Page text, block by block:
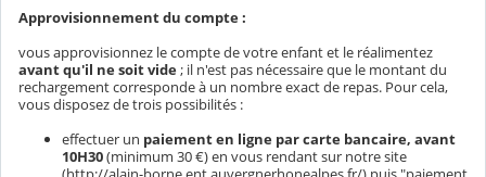
Approvisionnement du compte :
vous approvisionnez le compte de votre enfant et le réalimentez
avant qu'il ne soit vide; il n'est pas nécessaire que le montant du
rechargement corresponde à un nombre exact de repas. Pour cela,
vous disposez de trois possibilités :
effectuer un paiement en ligne par carte bancaire, avant
10H30(minimum 30 €) en vous rendant sur notre site